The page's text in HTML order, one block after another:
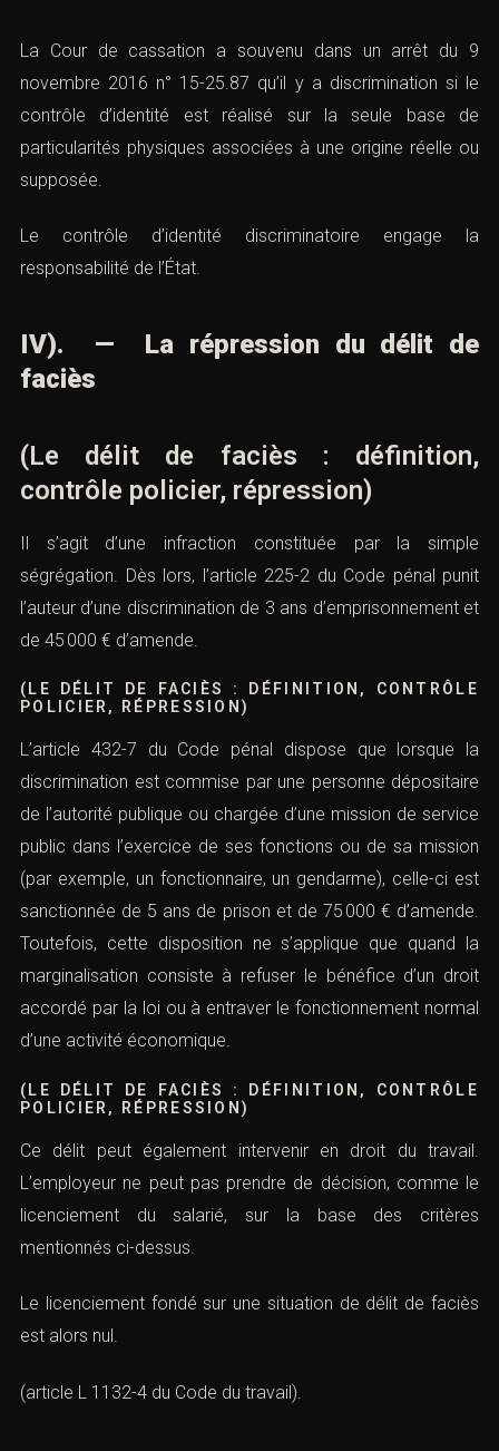
La Cour de cassation a souvenu dans un arrêt du 9
novembre 2016 n° 15-25.87 qu’il y a discrimination si le
contrôle d’identité est réalisé sur la seule base de
particularités physiques associées à une origine réelle ou
supposée.
Le contrôle d’identité discriminatoire engage la
responsabilité de l’État.
IV). — La répression du délit de
faciès
(Le délit de faciès : définition,
contrôle policier, répression)
Il s’agit d’une infraction constituée par la simple
ségrégation. Dès lors, l’article 225-2 du Code pénal punit
l’auteur d’une discrimination de 3 ans d’emprisonnement et
de 45 000 € d’amende.
(LE DÉLIT DE FACIÈS : DÉFINITION, CONTRÔLE
POLICIER, RÉPRESSION)
L’article 432-7 du Code pénal
dispose que lorsque la
discrimination est commise par une personne dépositaire
de l’autorité publique ou chargée d’une mission de service
public dans l’exercice de ses fonctions ou de sa mission
(par exemple, un fonctionnaire, un gendarme), celle-ci est
sanctionnée de 5 ans de prison et de 75 000 € d’amende.
Toutefois, cette disposition ne s’applique que quand la
marginalisation consiste à refuser le bénéfice d’un droit
accordé par la loi ou à entraver le fonctionnement normal
d’une activité économique.
(LE DÉLIT DE FACIÈS : DÉFINITION, CONTRÔLE
POLICIER, RÉPRESSION)
Ce délit peut également intervenir en droit du travail.
L’employeur ne peut pas prendre de décision, comme le
licenciement du salarié, sur la base des critères
mentionnés ci-dessus.
Le licenciement fondé sur une situation de délit de faciès
est alors nul.
(article L 1132-4 du Code du travail).